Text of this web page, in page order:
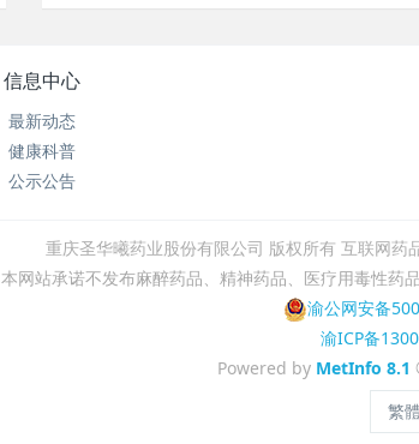
信息中心
最新动态
健康科普
公示公告
重庆圣华曦药业股份有限公司 版权所有 ​互联网
本网站承诺不发布麻醉药品、精神药品、医疗用毒性药
渝公网安备
渝ICP备
Powered by MetInfo 8.1
繁體